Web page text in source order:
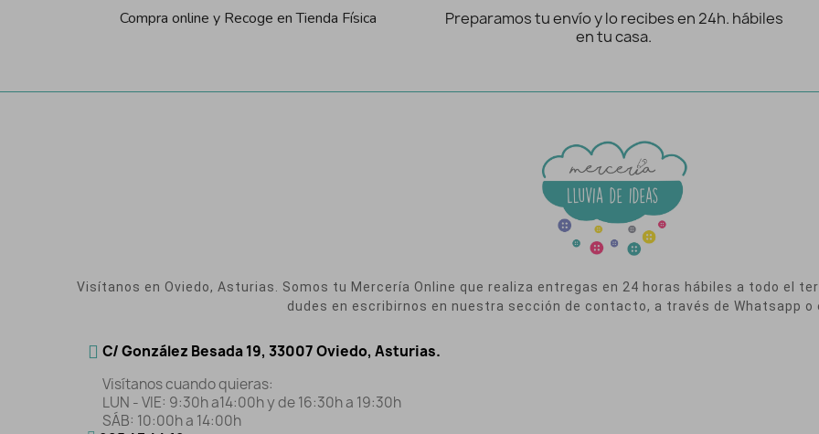
Compra online y Recoge en Tienda Física
Preparamos tu envío y lo recibes en 24h. hábiles
en tu casa.
Visítanos en Oviedo, Asturias. Somos tu Mercería Online que realiza entregas en 24 horas hábiles a todo el
dudes en escribirnos en nuestra sección de contacto, a través de Whatsapp o
C/ González Besada 19, 33007 Oviedo, Asturias.
Visítanos cuando quieras:
LUN - VIE: 9:30h a14:00h y de 16:30h a 19:30h
SÁB: 10:00h a 14:00h